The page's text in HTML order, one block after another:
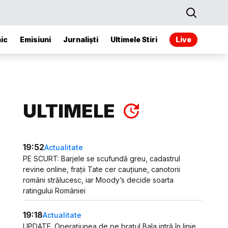
Emisiuni Jurnaliști Ultimele Stiri Live
ULTIMELE
19:52Actualitate
PE SCURT: Barjele se scufundă greu, cadastrul
revine online, frații Tate cer cauțiune, canotorii
români strălucesc, iar Moody’s decide soarta
ratingului României
19:18Actualitate
UPDATE. Operațiunea de pe brațul Bala intră în linie